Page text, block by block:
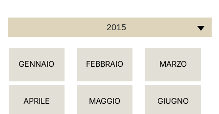
2015
C
L
GENNAIO FEBBRAIO MARZO
APRILE MAGGIO GIUGNO